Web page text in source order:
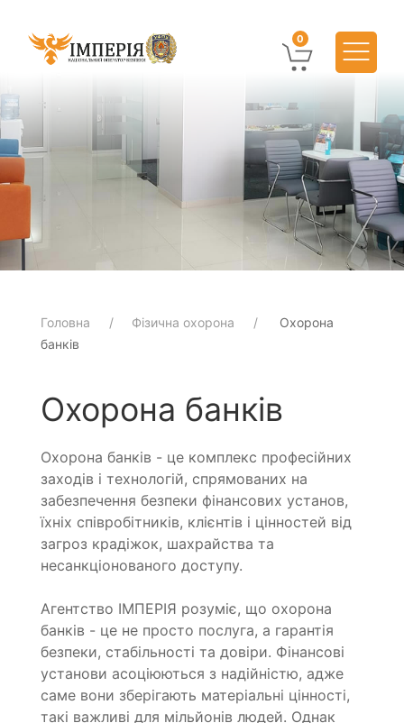
0
Головна Фізична охорона
Охорона
банків
Охорона банків
Охорона банків - це комплекс професійних
заходів і технологій, спрямованих на
забезпечення безпеки фінансових установ,
їхніх співробітників, клієнтів і цінностей від
загроз крадіжок, шахрайства та
несанкціонованого доступу.
Агентство ІМПЕРІЯ розуміє, що охорона
банків - це не просто послуга, а гарантія
безпеки, стабільності та довіри. Фінансові
установи асоціюються з надійністю, адже
саме вони зберігають матеріальні цінності,
такі важливі для мільйонів людей. Однак